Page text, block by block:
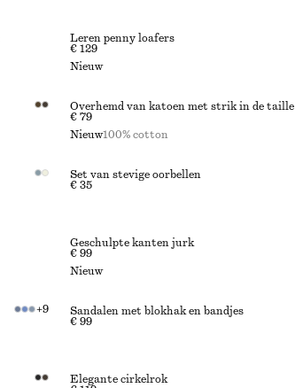
Leren penny loafers
€ 129
Nieuw
Overhemd van katoen met strik in de taille
€ 79
Nieuw100% cotton
Set van stevige oorbellen
€ 35
Geschulpte kanten jurk
€ 99
Nieuw
+9
Sandalen met blokhak en bandjes
€ 99
Elegante cirkelrok